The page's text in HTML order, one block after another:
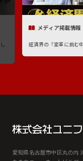
メディア掲載情報
経済界の「変革に挑む
愛知県名古屋市中区丸の内